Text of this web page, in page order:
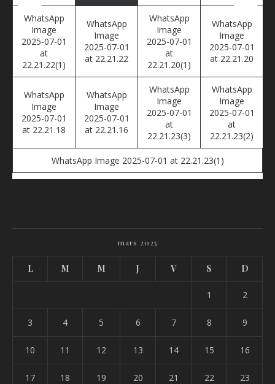
WhatsApp
Image
2025-07-01
at
22.21.22(1)
WhatsApp
Image
2025-07-01
at 22.21.22
WhatsApp
Image
2025-07-01
at
22.21.20(1)
WhatsApp
Image
2025-07-01
at 22.21.20
WhatsApp
Image
2025-07-01
at 22.21.18
WhatsApp
Image
2025-07-01
at 22.21.16
WhatsApp
Image
2025-07-01
at
22.21.23(3)
WhatsApp
Image
2025-07-01
at
22.21.23(2)
WhatsApp Image 2025-07-01 at 22.21.23(1)
mars 2025
L M M J V S D
1 2
3 4 5 6 7 8 9
10 11 12 13 14 15 16
17 18 19 20 21 22 23